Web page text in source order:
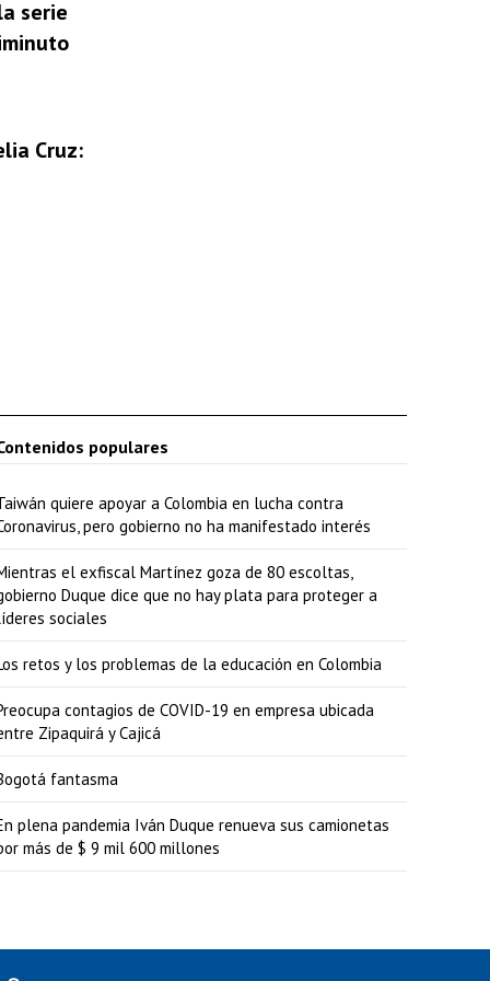
serie
Cruz:
populares
quiere apoyar a Colombia en lucha contra
pero gobierno no ha manifestado interés
el exfiscal Martínez goza de 80 escoltas,
Duque dice que no hay plata para proteger a
sociales
retos y los problemas de la educación en Colombia
contagios de COVID-19 en empresa ubicada
Zipaquirá y Cajicá
fantasma
plena pandemia Iván Duque renueva sus camionetas
más de $ 9 mil 600 millones